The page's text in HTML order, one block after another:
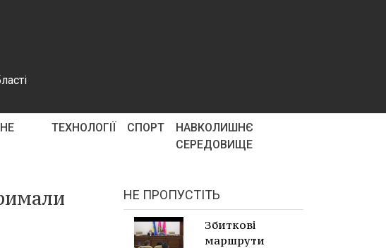
ТЕХНОЛОГІЇ СПОРТ
НАВКОЛИШНЄ
СЕРЕДОВИЩЕ
НЕ ПРОПУСТІТЬ
Збиткові
маршрути